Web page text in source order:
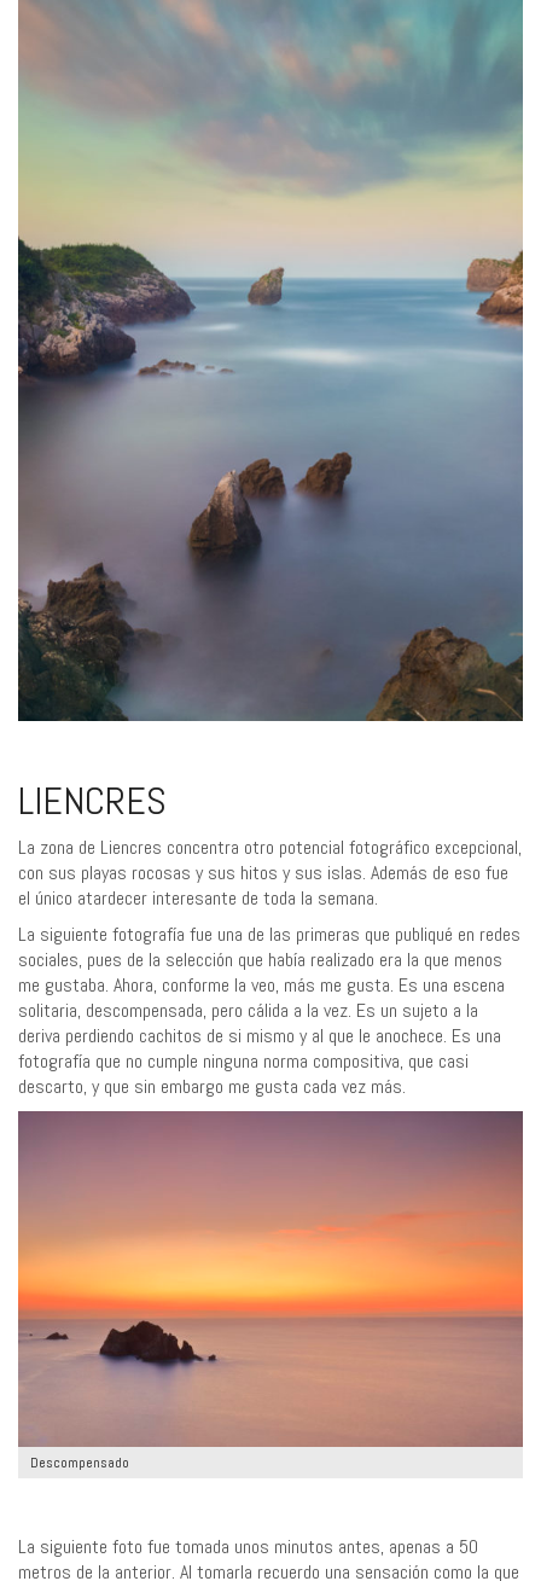
LIENCRES
La zona de Liencres concentra otro potencial fotográfico excepcional,
con sus playas rocosas y sus hitos y sus islas. Además de eso fue
el único atardecer interesante de toda la semana.
La siguiente fotografía fue una de las primeras que publiqué en redes
sociales, pues de la selección que había realizado era la que menos
me gustaba. Ahora, conforme la veo, más me gusta. Es una escena
solitaria, descompensada, pero cálida a la vez. Es un sujeto a la
deriva perdiendo cachitos de si mismo y al que le anochece. Es una
fotografía que no cumple ninguna norma compositiva, que casi
descarto, y que sin embargo me gusta cada vez más.
Descompensado
La siguiente foto fue tomada unos minutos antes, apenas a 50
metros de la anterior. Al tomarla recuerdo una sensación como la que